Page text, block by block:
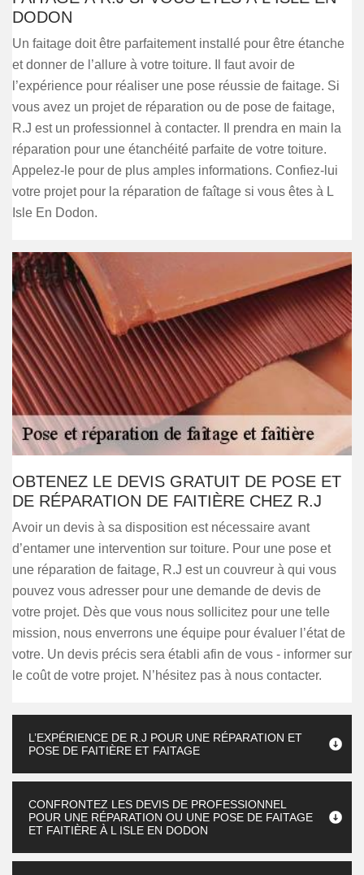
DODON
Un faitage doit être parfaitement installé pour être étanche
et donner de l’allure à votre toiture. Il faut avoir de
l’expérience pour réaliser une pose réussie de faitage. Si
vous avez un projet de réparation ou de pose de faitage,
R.J est un professionnel à contacter. Il prendra en main la
réparation pour une étanchéité parfaite de votre toiture.
Appelez-le pour de plus amples informations. Confiez-lui
votre projet pour la réparation de faîtage si vous êtes à L
Isle En Dodon.
OBTENEZ LE DEVIS GRATUIT DE POSE ET
DE RÉPARATION DE FAITIÈRE CHEZ R.J
Avoir un devis à sa disposition est nécessaire avant
d’entamer une intervention sur toiture. Pour une pose et
une réparation de faitage, R.J est un couvreur à qui vous
pouvez vous adresser pour une demande de devis de
votre projet. Dès que vous nous sollicitez pour une telle
mission, nous enverrons une équipe pour évaluer l’état de
votre. Un devis précis sera établi afin de vous - informer sur
le coût de votre projet. N’hésitez pas à nous contacter.
L’EXPÉRIENCE DE R.J POUR UNE RÉPARATION ET
POSE DE FAITIÈRE ET FAITAGE
CONFRONTEZ LES DEVIS DE PROFESSIONNEL
POUR UNE RÉPARATION OU UNE POSE DE FAITAGE
ET FAITIÈRE À L ISLE EN DODON